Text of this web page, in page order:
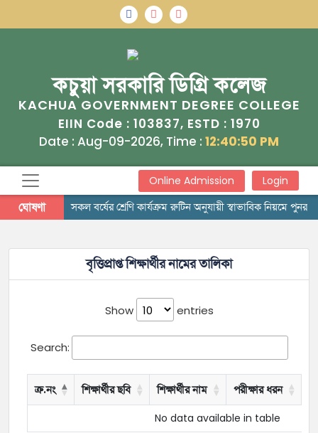
কচুয়া সরকারি ডিগ্রি কলেজ
KACHUA GOVERNMENT DEGREE COLLEGE
EIIN Code : 103837, ESTD : 1970
Date : Aug-09-2026, Time : 12:40:50 PM
Online Admission Login
ঘোষণা সকল বর্ষের শ্রেণি কার্যক্রম রুটিন অনুযায়ী স্বাভাবিক নিয়মে
বৃত্তিপ্রাপ্ত শিক্ষার্থীর নামের তালিকা
Show entries
Search:
ক্র.নং শিক্ষার্থীর ছবি শিক্ষার্থীর নাম পরীক্ষার ধরন
No data available in table